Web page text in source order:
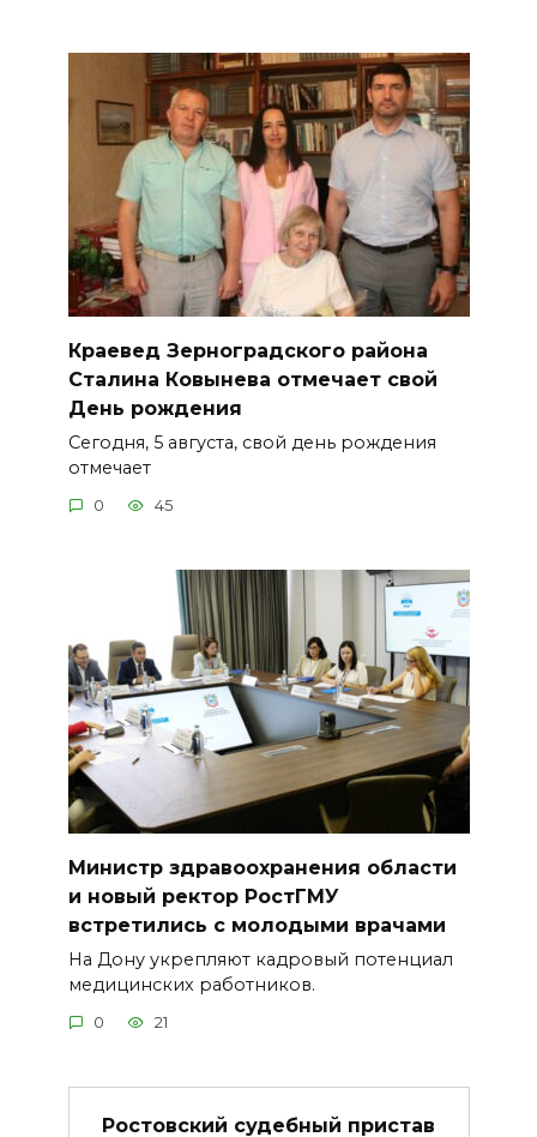
Краевед Зерноградского района
Сталина Ковынева отмечает свой
День рождения
Сегодня, 5 августа, свой день рождения
отмечает
0 45
Министр здравоохранения области
и новый ректор РостГМУ
встретились с молодыми врачами
На Дону укрепляют кадровый потенциал
медицинских работников.
0 21
Ростовский судебный пристав